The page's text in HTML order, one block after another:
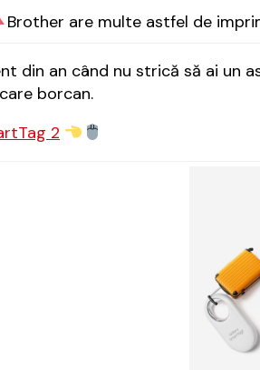
Brother are multe astfel de
din an când nu strică să ai un
borcan.
2